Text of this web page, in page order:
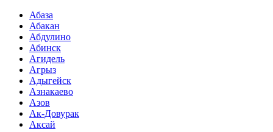
Абаза
Абакан
Абдулино
Абинск
Агидель
Агрыз
Адыгейск
Азнакаево
Азов
Ак-Довурак
Аксай